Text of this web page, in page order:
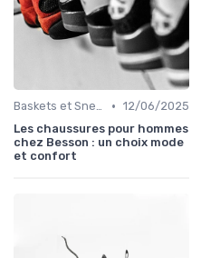
Baskets et Sneakers • 12/06/2025
Les chaussures pour hommes
chez Besson : un choix mode
et confort